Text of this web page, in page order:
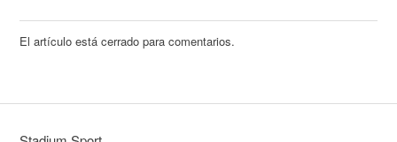
El artículo está cerrado para comentarios.